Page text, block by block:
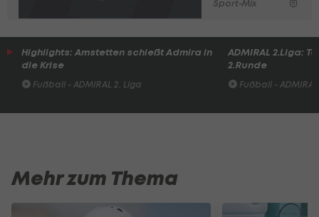
Sport-Mix
Highlights: Amstetten schießt Admira in
die Krise
Fußball - ADMIRAL 2. Liga
ADMIRAL 2.Liga:
2.Runde
Fußball -
Mehr zum Thema